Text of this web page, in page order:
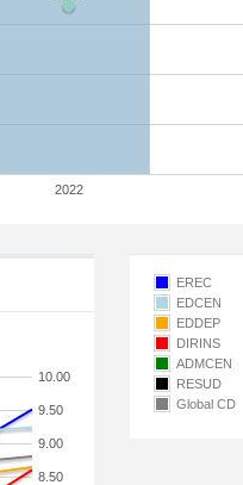
2022
8.50
9.00
9.50
10.00
EREC
EDCEN
EDDEP
DIRINS
ADMCEN
RESUD
Global CD